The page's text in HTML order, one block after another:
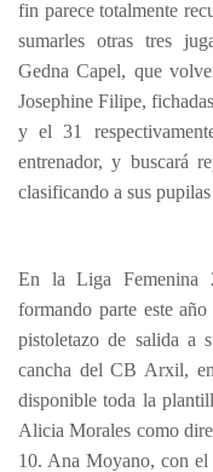
fin parece totalmente
sumarles otras tres
Gedna Capel, que
Josephine Filipe,
y el 31
entrenador, y buscará
clasificando a sus pupilas
En la Liga Femenina
formando parte este
pistoletazo de salida a
cancha del CB Arxil,
disponible toda la
Alicia Morales como
10. Ana Moyano, con